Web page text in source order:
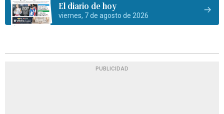
El diario de hoy
viernes, 7 de agosto de 2026
PUBLICIDAD